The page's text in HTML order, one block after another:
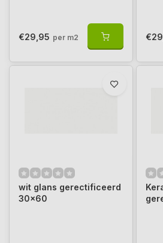
€29,95 per m2
wit glans gerectificeerd
30x60